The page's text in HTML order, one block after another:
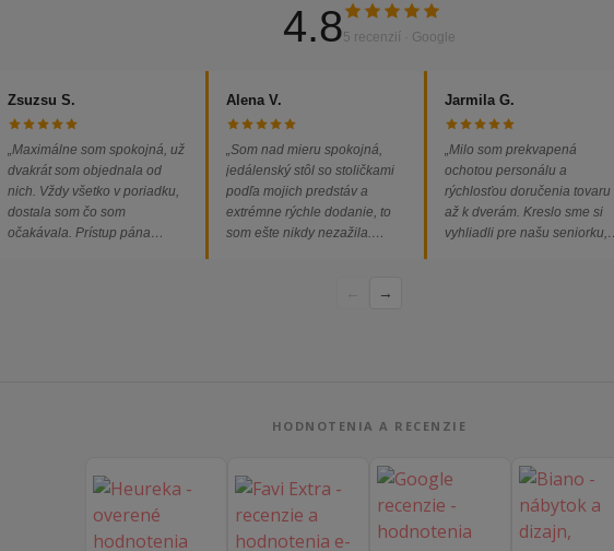
4.85 recenzií · Google
Zsuzsu S.
„Maximálne som spokojná, už
dvakrát som objednala od
nich. Vždy všetko v poriadku,
dostala som čo som
očakávala. Prístup pána
Alena V.
„Som nad mieru spokojná,
jedálenský stôl so stoličkami
podľa mojich predstáv a
extrémne rýchle dodanie, to
som ešte nikdy nezažila.
Jarmila G.
„Milo som prekvapená
ochotou personálu a
rýchlosťou doručenia tovaru
až k dverám. Kreslo sme si
vyhliadli pre našu seniorku,
→
HODNOTENIA A RECENZIE